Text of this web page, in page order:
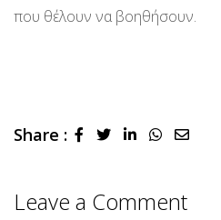
που θέλουν να βοηθήσουν.
Share : LinkedInWhatsapp
Share
Leave a Comment